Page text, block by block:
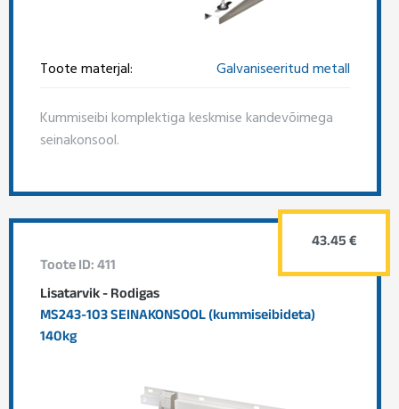
Toote materjal: Galvaniseeritud metall
Kummiseibi komplektiga keskmise kandevõimega
seinakonsool.
Toote ID: 411
Lisatarvik - Rodigas
MS243-103 SEINAKONSOOL (kummiseibideta)
140kg
43.45 €